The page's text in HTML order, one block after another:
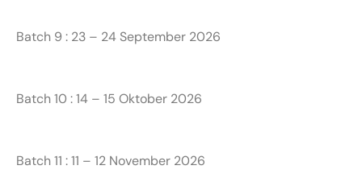
Batch 9 : 23 – 24 September 2026
Batch 10 : 14 – 15 Oktober 2026
Batch 11 : 11 – 12 November 2026